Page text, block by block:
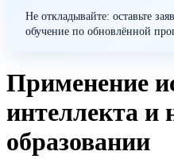
Не откладывайте: оставьте
обучение по обновлённой
Применение
интеллекта и
образовании